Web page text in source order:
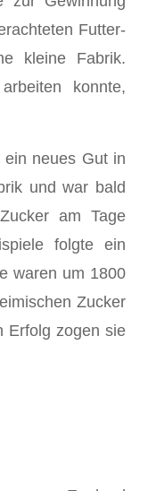
Futter-
kleine Fabrik.
konnte,
neues Gut in
und war bald
am Tage
folgte ein
waren um 1800
Zucker
Erfolg zogen sie